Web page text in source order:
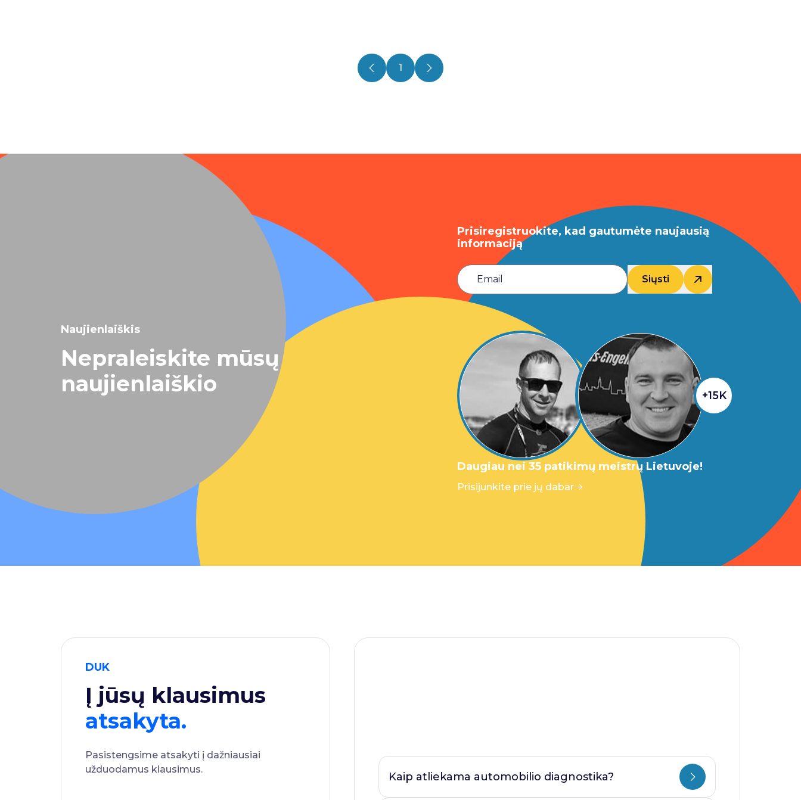
1
Naujienlaiškis
Nepraleiskite mūsų
naujienlaiškio
Prisiregistruokite, kad gautumėte naujausią
informaciją
Siųsti
+15K
Daugiau nei 35 patikimų meistrų Lietuvoje!
Prisijunkite prie jų dabar
DUK
Į jūsų klausimus
atsakyta.
Pasistengsime atsakyti į dažniausiai
užduodamus klausimus.
Kaip atliekama automobilio diagnostika?